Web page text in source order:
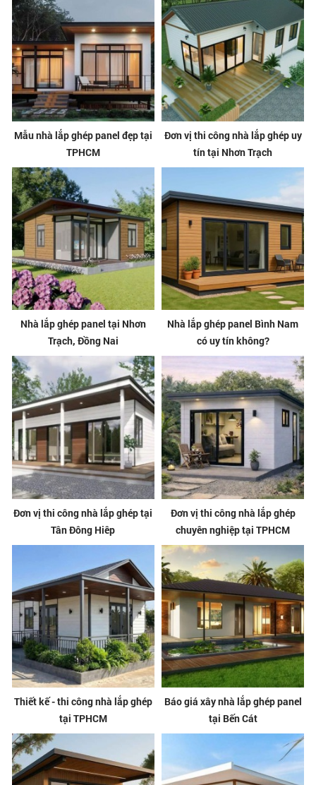
Mẫu nhà lắp ghép panel đẹp tại
TPHCM
Đơn vị thi công nhà lắp ghép uy
tín tại Nhơn Trạch
Nhà lắp ghép panel tại Nhơn
Trạch, Đồng Nai
Nhà lắp ghép panel Bình Nam
có uy tín không?
Đơn vị thi công nhà lắp ghép tại
Tân Đông Hiêp
Đơn vị thi công nhà lắp ghép
chuyên nghiệp tại TPHCM
Thiết kế - thi công nhà lắp ghép
tại TPHCM
Báo giá xây nhà lắp ghép panel
tại Bến Cát